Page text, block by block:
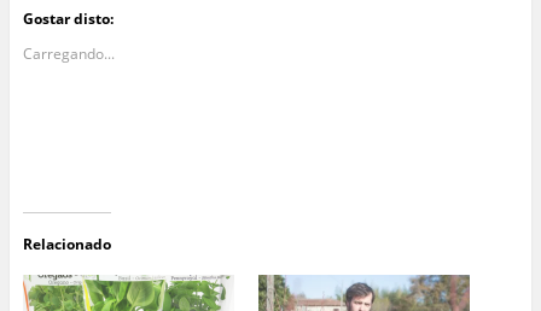
Gostar disto:
Carregando...
Relacionado